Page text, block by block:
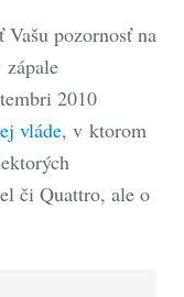
pozornosť na
2010
vláde, v ktorom
či Quattro, ale o